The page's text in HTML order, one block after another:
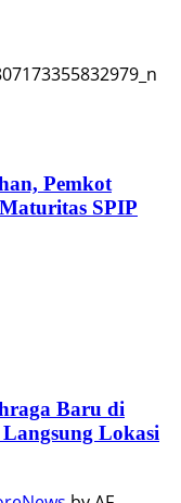
Pemkot
SPIP
Baru di
Lokasi